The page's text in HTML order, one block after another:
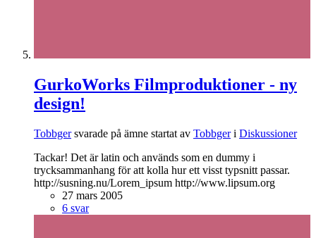
GurkoWorks Filmproduktioner - ny
design!
Tobbgersvarade på ämne startat av Tobbgeri Diskussioner
Tackar! Det är latin och används som en dummy i
trycksammanhang för att kolla hur ett visst typsnitt passar.
http://susning.nu/Lorem_ipsum http://www.lipsum.org
27 mars 2005
6 svar